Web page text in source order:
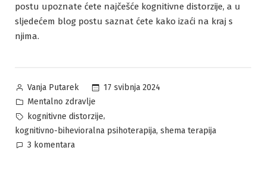
postu upoznate ćete najčešće kognitivne distorzije, a u
sljedećem blog postu saznat ćete kako izaći na kraj s
njima.
Posted
by
Vanja Putarek
17 svibnja 2024
Posted
in
Mentalno zdravlje
Tags:
kognitivne distorzije,
kognitivno-bihevioralna psihoterapija, shema terapija
3 komentaraza